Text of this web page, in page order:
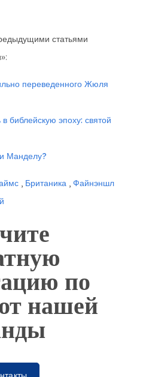
статьями
переведенного Жюля
библейскую эпоху: святой
Манделу?
, Британика , Файнэншл
по
нашей